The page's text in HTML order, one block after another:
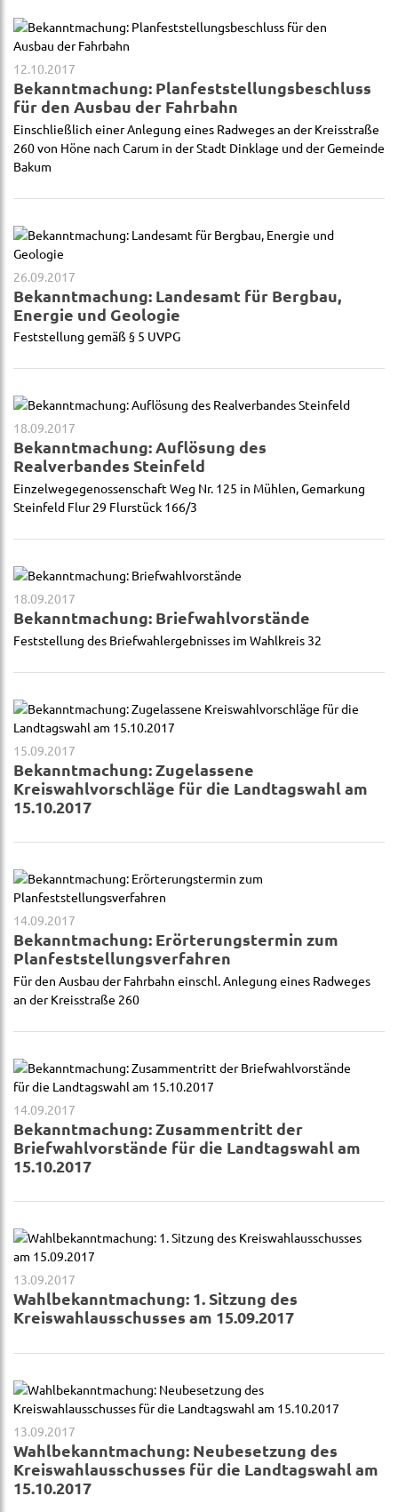
12.10.2017
Bekanntmachung: Planfeststellungsbeschluss
für den Ausbau der Fahrbahn
Einschließlich einer Anlegung eines Radweges an der Kreisstraße
260 von Höne nach Carum in der Stadt Dinklage und der Gemeinde
Bakum
26.09.2017
Bekanntmachung: Landesamt für Bergbau,
Energie und Geologie
Feststellung gemäß § 5 UVPG
18.09.2017
Bekanntmachung: Auflösung des
Realverbandes Steinfeld
Einzelwegegenossenschaft Weg Nr. 125 in Mühlen, Gemarkung
Steinfeld Flur 29 Flurstück 166/3
18.09.2017
Bekanntmachung: Briefwahlvorstände
Feststellung des Briefwahlergebnisses im Wahlkreis 32
15.09.2017
Bekanntmachung: Zugelassene
Kreiswahlvorschläge für die Landtagswahl am
15.10.2017
14.09.2017
Bekanntmachung: Erörterungstermin zum
Planfeststellungsverfahren
Für den Ausbau der Fahrbahn einschl. Anlegung eines Radweges
an der Kreisstraße 260
14.09.2017
Bekanntmachung: Zusammentritt der
Briefwahlvorstände für die Landtagswahl am
15.10.2017
13.09.2017
Wahlbekanntmachung: 1. Sitzung des
Kreiswahlausschusses am 15.09.2017
13.09.2017
Wahlbekanntmachung: Neubesetzung des
Kreiswahlausschusses für die Landtagswahl am
15.10.2017